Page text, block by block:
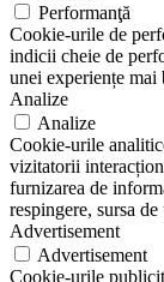
Performanţă
Cookie-urile de
indicii cheie de
unei experiențe
Analize
Analize
Cookie-urile
vizitatorii
furnizarea de
respingere, sursa
Advertisement
Advertisement
Cookie-urile